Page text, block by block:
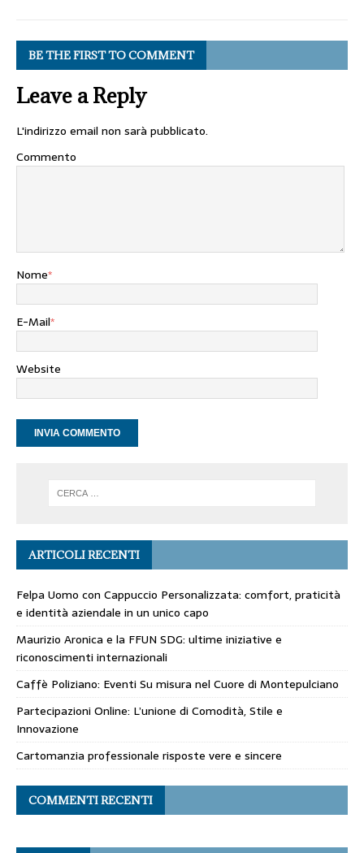
BE THE FIRST TO COMMENT
Leave a Reply
L'indirizzo email non sarà pubblicato.
Commento
Nome*
E-Mail*
Website
ARTICOLI RECENTI
Felpa Uomo con Cappuccio Personalizzata: comfort, praticità
e identità aziendale in un unico capo
Maurizio Aronica e la FFUN SDG: ultime iniziative e
riconoscimenti internazionali
Caffè Poliziano: Eventi Su misura nel Cuore di Montepulciano
Partecipazioni Online: L’unione di Comodità, Stile e
Innovazione
Cartomanzia professionale risposte vere e sincere
COMMENTI RECENTI